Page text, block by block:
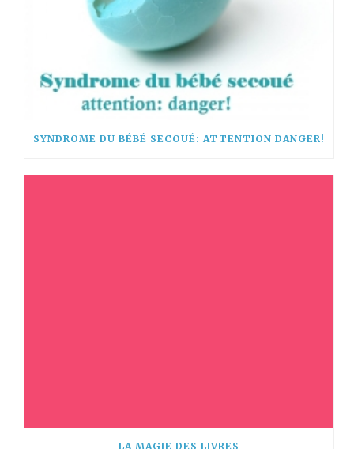
SYNDROME DU BÉBÉ SECOUÉ: ATTENTION DANGER!
LA MAGIE DES LIVRES